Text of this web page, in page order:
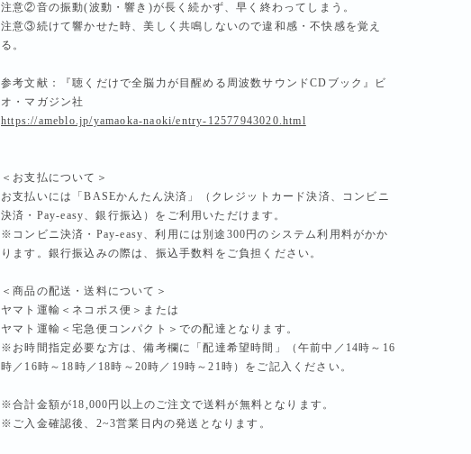
注意②音の振動(波動・響き)が長く続かず、早く終わってしまう。
注意③続けて響かせた時、美しく共鳴しないので違和感・不快感を覚え
る。
参考文献：『聴くだけで全脳力が目醒める周波数サウンドCDブック』ビ
オ・マガジン社
https://ameblo.jp/yamaoka-naoki/entry-12577943020.html
＜お支払について＞
お支払いには「BASEかんたん決済」（クレジットカード決済、コンビニ
決済・Pay-easy、銀行振込）をご利用いただけます。
※コンビニ決済・Pay-easy、利用には別途300円のシステム利用料がかか
ります。銀行振込みの際は、振込手数料をご負担ください。
＜商品の配送・送料について＞
ヤマト運輸＜ネコポス便＞または
ヤマト運輸＜宅急便コンパクト＞での配達となります。
※お時間指定必要な方は、備考欄に「配達希望時間」（午前中／14時～16
時／16時～18時／18時～20時／19時～21時）をご記入ください。
※合計金額が18,000円以上のご注文で送料が無料となります。
※ご入金確認後、2~3営業日内の発送となります。